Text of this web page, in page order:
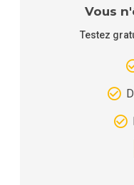
Vous
Testez